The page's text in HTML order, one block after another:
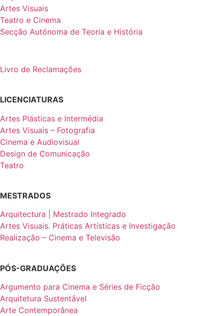
Artes Visuais
Teatro e Cinema
Secção Autónoma de Teoria e História
Livro de Reclamações
LICENCIATURAS
Artes Plásticas e Intermédia
Artes Visuais – Fotografia
Cinema e Audiovisual
Design de Comunicação
Teatro
MESTRADOS
Arquitectura | Mestrado Integrado
Artes Visuais. Práticas Artísticas e Investigação
Realização – Cinema e Televisão
PÓS-GRADUAÇÕES
Argumento para Cinema e Séries de Ficção
Arquitetura Sustentável
Arte Contemporânea